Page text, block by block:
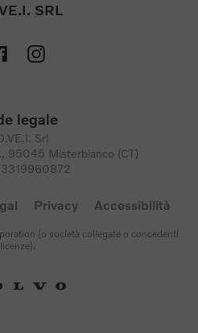
SRL
legale
Srl
95045 Misterbianco (CT)
Privacy Accessibilità
(o società collegate o concedenti
licenze).